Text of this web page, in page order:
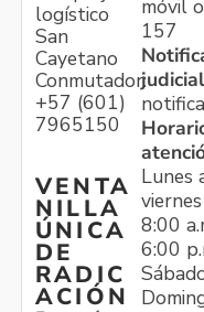
logístico
San
Cayetano
Conmutador:
+57 (601)
7965150
VENTA
NILLA
ÚNICA
DE
RADIC
ACIÓN
móvil
157
Lunes
viernes
8:00
6:00